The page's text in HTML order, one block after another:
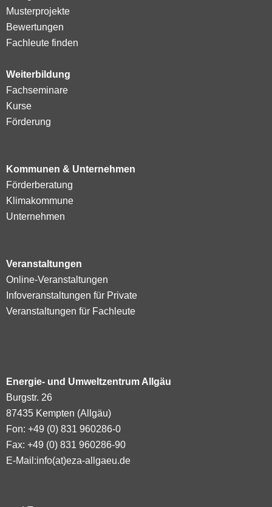
Musterprojekte
Bewertungen
Fachleute finden
Weiterbildung
Fachseminare
Kurse
Förderung
Kommunen & Unternehmen
Förderberatung
Klimakommune
Unternehmen
Veranstaltungen
Online-Veranstaltungen
Infoveranstaltungen für Private
Veranstaltungen für Fachleute
Energie- und Umweltzentrum Allgäu
Burgstr. 26
87435 Kempten (Allgäu)
Fon: +49 (0) 831 960286-0
Fax: +49 (0) 831 960286-90
E-Mail:info(at)eza-allgaeu.de